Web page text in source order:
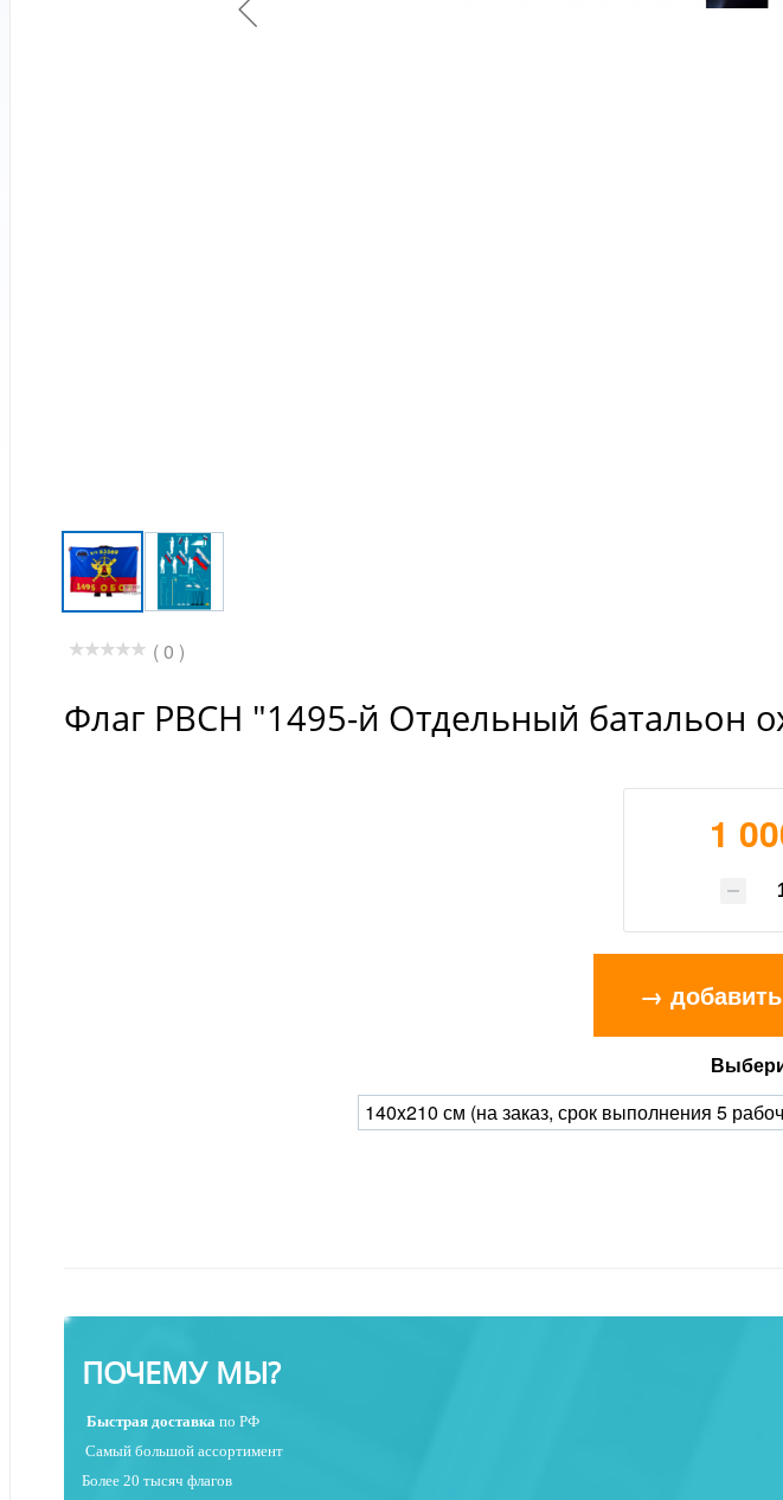
( 0 )
Флаг РВСН "1495-й Отдельный батальон
1
→
140x210 см (на заказ, срок выполнения 5
ПОЧЕМУ МЫ?
Быстрая доставка по РФ
Самый большой ассортимент
Более 20 тысяч флагов